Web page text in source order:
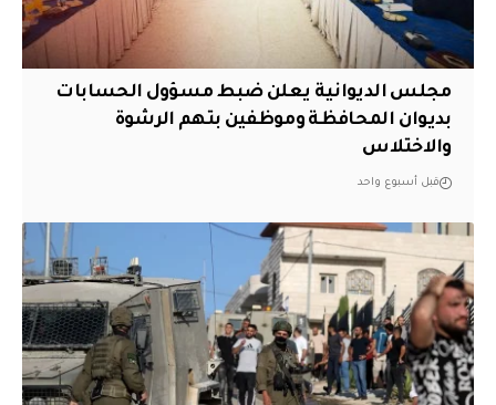
مجلس الديوانية يعلن ضبط مسؤول الحسابات
بديوان المحافظة وموظفين بتهم الرشوة
والاختلاس
قبل أسبوع واحد